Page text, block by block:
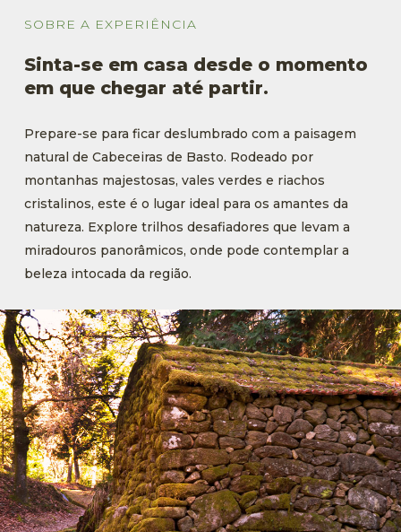
SOBRE A EXPERIÊNCIA
Sinta-se em casa desde o momento
em que chegar até partir.
Prepare-se para ficar deslumbrado com a paisagem
natural de Cabeceiras de Basto. Rodeado por
montanhas majestosas, vales verdes e riachos
cristalinos, este é o lugar ideal para os amantes da
natureza. Explore trilhos desafiadores que levam a
miradouros panorâmicos, onde pode contemplar a
beleza intocada da região.